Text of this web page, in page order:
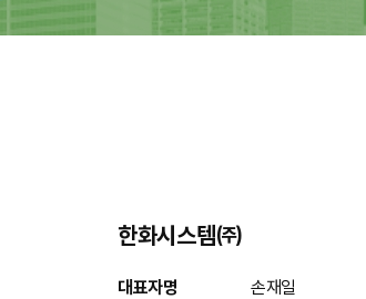
한화시스템㈜
대표자명 손재일